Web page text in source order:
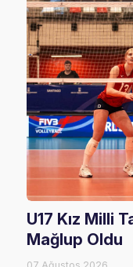
U17 Kız Milli
Mağlup Oldu